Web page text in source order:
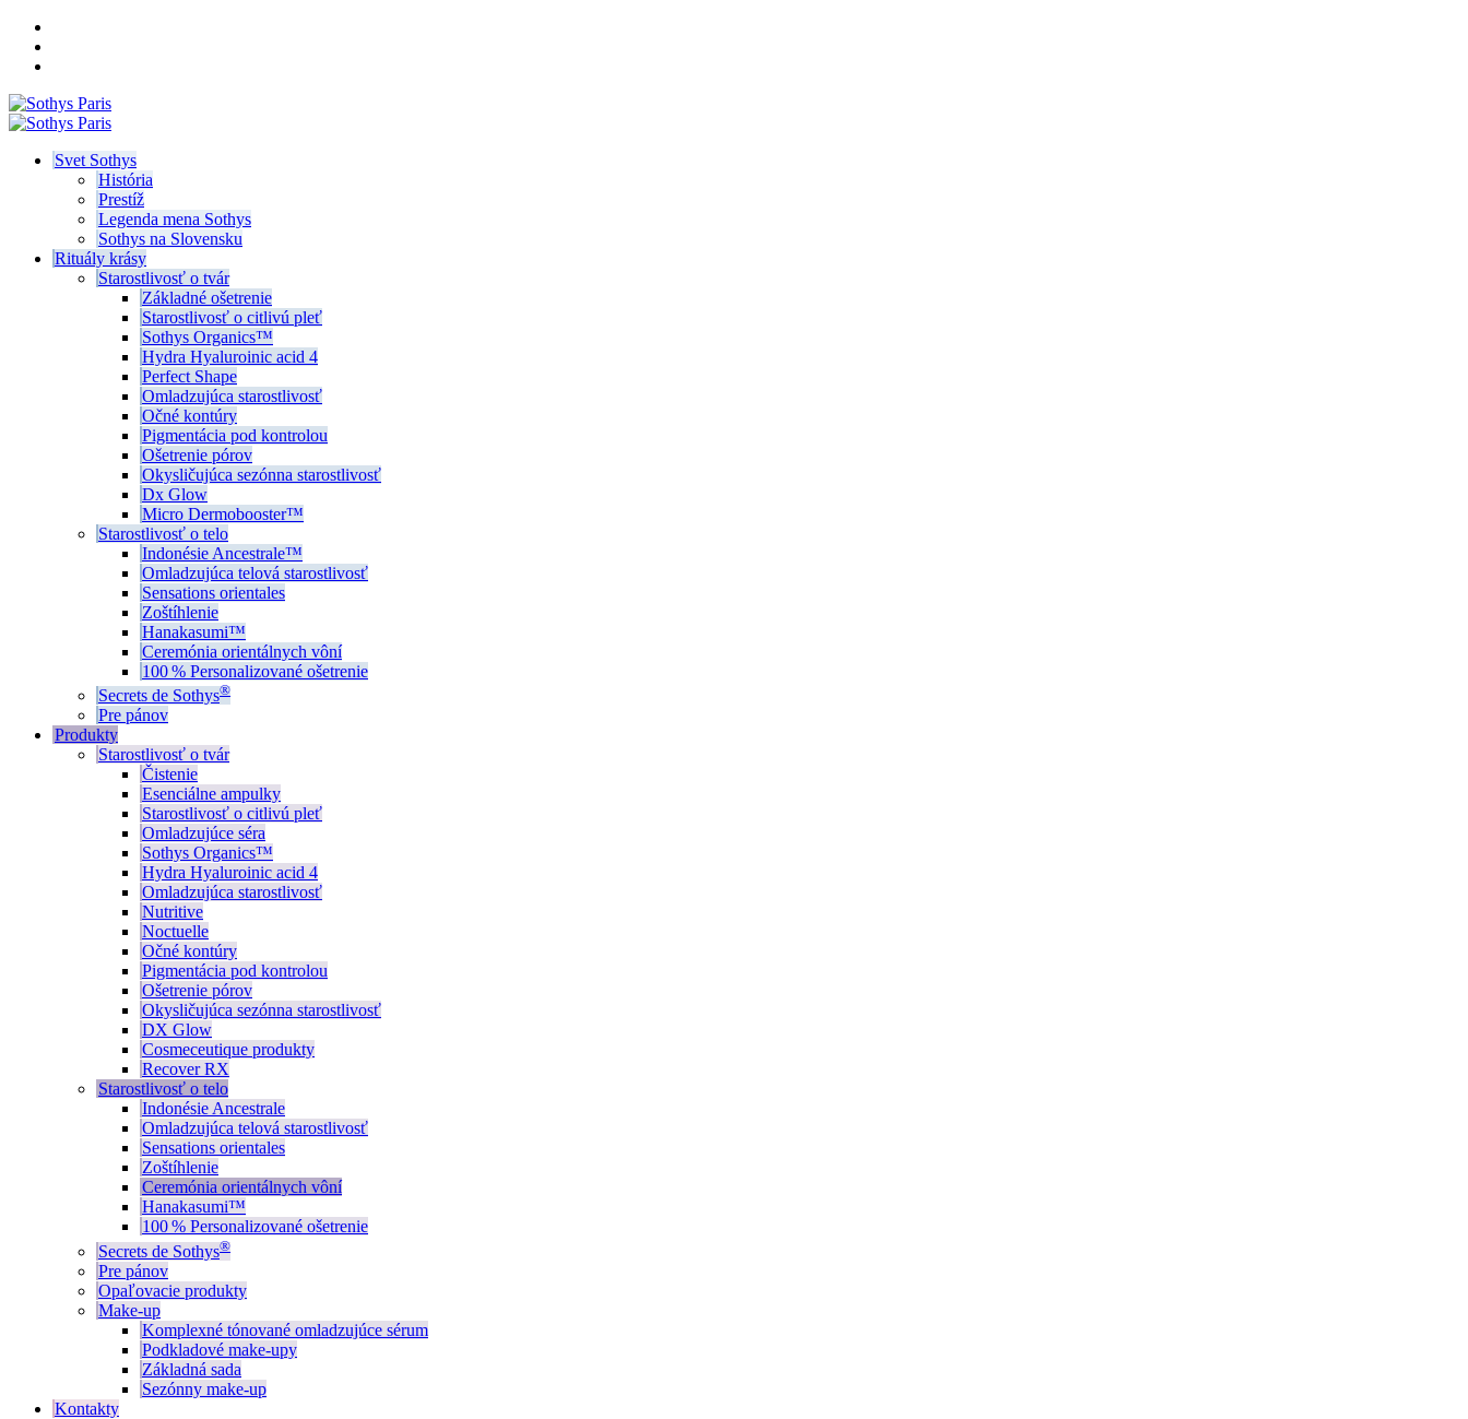
Svet Sothys
História
Prestíž
Legenda mena Sothys
Sothys na Slovensku
Rituály krásy
Starostlivosť o tvár
Základné ošetrenie
Starostlivosť o citlivú pleť
Sothys Organics™
Hydra Hyaluroinic acid 4
Perfect Shape
Omladzujúca starostlivosť
Očné kontúry
Pigmentácia pod kontrolou
Ošetrenie pórov
Okysličujúca sezónna starostlivosť
Dx Glow
Micro Dermobooster™
Starostlivosť o telo
Indonésie Ancestrale™
Omladzujúca telová starostlivosť
Sensations orientales
Zoštíhlenie
Hanakasumi™
Ceremónia orientálnych vôní
100 % Personalizované ošetrenie
Secrets de Sothys®
Pre pánov
Produkty
Starostlivosť o tvár
Čistenie
Esenciálne ampulky
Starostlivosť o citlivú pleť
Omladzujúce séra
Sothys Organics™
Hydra Hyaluroinic acid 4
Omladzujúca starostlivosť
Nutritive
Noctuelle
Očné kontúry
Pigmentácia pod kontrolou
Ošetrenie pórov
Okysličujúca sezónna starostlivosť
DX Glow
Cosmeceutique produkty
Recover RX
Starostlivosť o telo
Indonésie Ancestrale
Omladzujúca telová starostlivosť
Sensations orientales
Zoštíhlenie
Ceremónia orientálnych vôní
Hanakasumi™
100 % Personalizované ošetrenie
Secrets de Sothys®
Pre pánov
Opaľovacie produkty
Make-up
Komplexné tónované omladzujúce sérum
Podkladové make-upy
Základná sada
Sezónny make-up
Kontakty